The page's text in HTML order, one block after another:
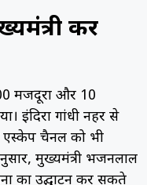
कर
मजदूरों और 10
इंदिरा गांधी नहर से
चैनल को भी
मुख्यमंत्री भजनलाल
का उद्घाटन कर सकते